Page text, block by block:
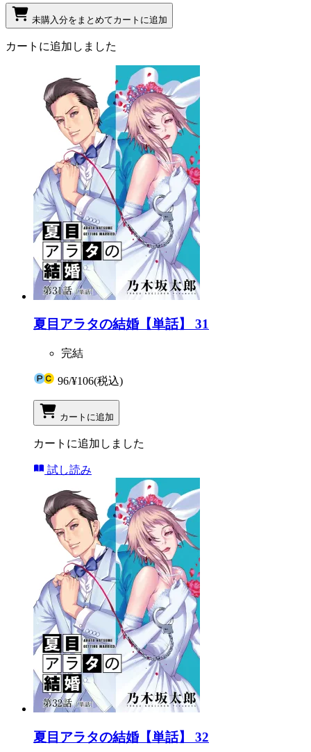
未購入分をまとめてカートに追加
カートに追加しました
夏目アラタの結婚【単話】 31
完結
96/¥106(税込)
カートに追加
カートに追加しました
試し読み
夏目アラタの結婚【単話】 32